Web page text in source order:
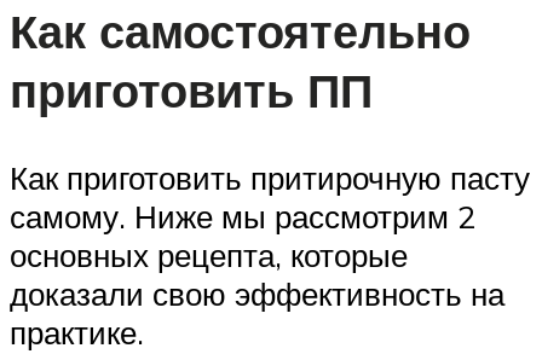
Как самостоятельно
приготовить ПП
Как приготовить притирочную пасту
самому. Ниже мы рассмотрим 2
основных рецепта, которые
доказали свою эффективность на
практике.